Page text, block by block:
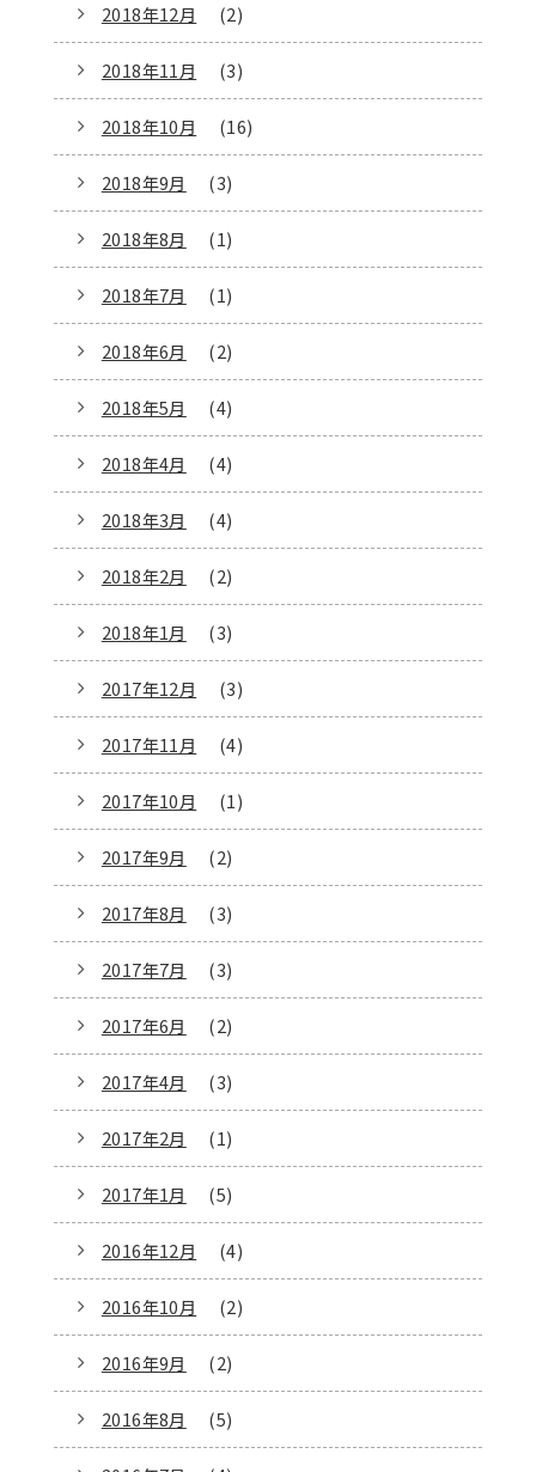
2018年12月 (2)
2018年11月 (3)
2018年10月 (16)
2018年9月 (3)
2018年8月 (1)
2018年7月 (1)
2018年6月 (2)
2018年5月 (4)
2018年4月 (4)
2018年3月 (4)
2018年2月 (2)
2018年1月 (3)
2017年12月 (3)
2017年11月 (4)
2017年10月 (1)
2017年9月 (2)
2017年8月 (3)
2017年7月 (3)
2017年6月 (2)
2017年4月 (3)
2017年2月 (1)
2017年1月 (5)
2016年12月 (4)
2016年10月 (2)
2016年9月 (2)
2016年8月 (5)